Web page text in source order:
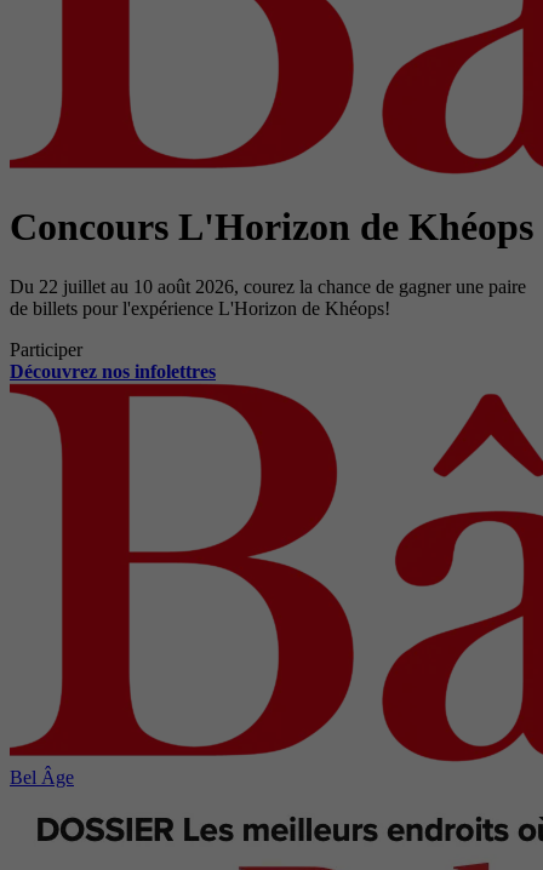
Concours L'Horizon de Khéops
Du 22 juillet au 10 août 2026, courez la chance de gagner une paire
de billets pour l'expérience L'Horizon de Khéops!
Participer
Découvrez nos infolettres
Bel Âge